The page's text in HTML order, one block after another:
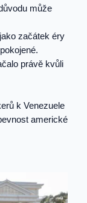
může
začátek éry
právě kvůli
k Venezuele
americké